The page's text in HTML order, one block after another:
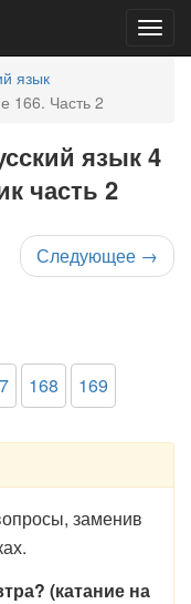
язык
166. Часть 2
язык 4
часть 2
Следующее →
168 169
заменив
(катание на